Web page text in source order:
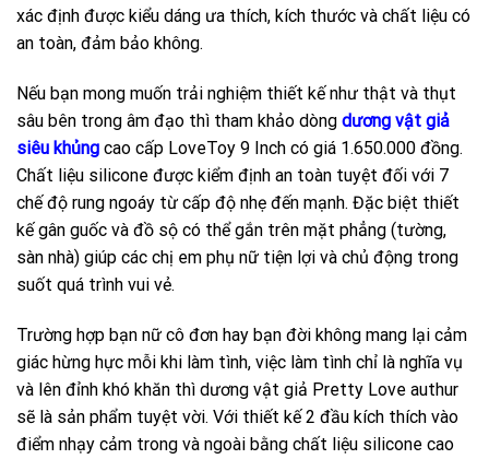
xác định được kiểu dáng ưa thích, kích thước và chất liệu có
an toàn, đảm bảo không.
Nếu bạn mong muốn trải nghiệm thiết kế như thật và thụt
sâu bên trong âm đạo thì tham khảo dòng dương vật giả
siêu khủng cao cấp LoveToy 9 Inch có giá 1.650.000 đồng.
Chất liệu silicone được kiểm định an toàn tuyệt đối với 7
chế độ rung ngoáy từ cấp độ nhẹ đến mạnh. Đặc biệt thiết
kế gân guốc và đồ sộ có thể gắn trên mặt phẳng (tường,
sàn nhà) giúp các chị em phụ nữ tiện lợi và chủ động trong
suốt quá trình vui vẻ.
Trường hợp bạn nữ cô đơn hay bạn đời không mang lại cảm
giác hừng hực mỗi khi làm tình, việc làm tình chỉ là nghĩa vụ
và lên đỉnh khó khăn thì dương vật giả Pretty Love authur
sẽ là sản phẩm tuyệt vời. Với thiết kế 2 đầu kích thích vào
điểm nhạy cảm trong và ngoài bằng chất liệu silicone cao